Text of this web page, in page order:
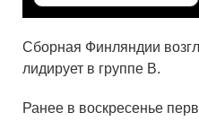
Сборная Финляндии
лидирует в группе B.
Ранее в воскресенье